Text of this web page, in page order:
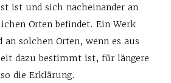
ist und sich nacheinander an
Orten befindet. Ein Werk
an solchen Orten, wenn es aus
dazu bestimmt ist, für längere
die Erklärung.